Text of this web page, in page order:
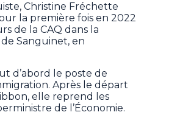
Christine Fréchette
la première fois en 2022
de la CAQ dans la
Sanguinet, en
d’abord le poste de
Après le départ
elle reprend les
de l’Économie.